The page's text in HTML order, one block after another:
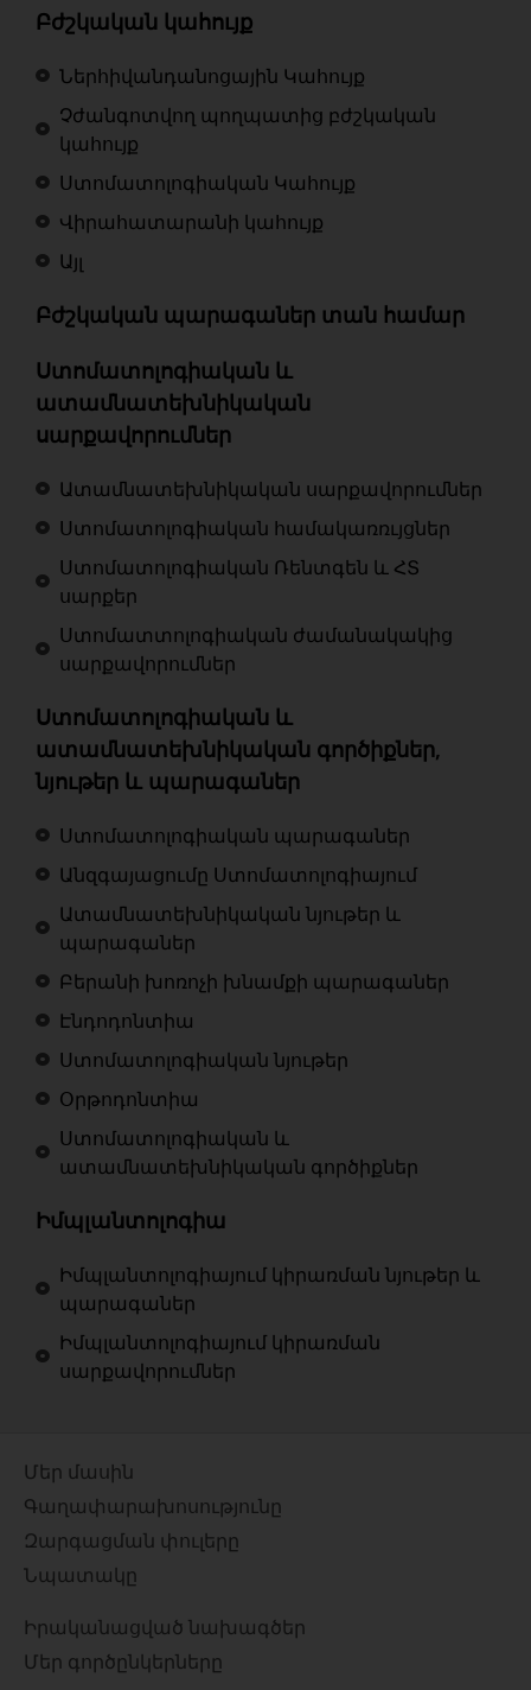
Բժշկական կահույք
Ներհիվանդանոցային Կահույք
Չժանգոտվող պողպատից բժշկական
կահույք
Ստոմատոլոգիական Կահույք
Վիրահատարանի կահույք
Այլ
Բժշկական պարագաներ տան համար
Ստոմատոլոգիական և
ատամնատեխնիկական
սարքավորումներ
Ատամնատեխնիկական սարքավորումներ
Ստոմատոլոգիական համակառռւյցներ
Ստոմատոլոգիական Ռենտգեն և ՀՏ
սարքեր
Ստոմատտոլոգիական ժամանակակից
սարքավորումներ
Ստոմատոլոգիական և
ատամնատեխնիկական գործիքներ,
նյութեր և պարագաներ
Ստոմատոլոգիական պարագաներ
Անզգայացումը Ստոմատոլոգիայում
Ատամնատեխնիկական նյութեր և
պարագաներ
Բերանի խոռոչի խնամքի պարագաներ
Էնդոդոնտիա
Ստոմատոլոգիական նյութեր
Օրթոդոնտիա
Ստոմատոլոգիական և
ատամնատեխնիկական գործիքներ
Իմպլանտոլոգիա
Իմպլանտոլոգիայում կիրառման նյութեր և
պարագաներ
Իմպլանտոլոգիայում կիրառման
սարքավորումներ
Մեր մասին
Գաղափարախոսությունը
Զարգացման փուլերը
Նպատակը
Իրականացված նախագծեր
Մեր գործընկերները